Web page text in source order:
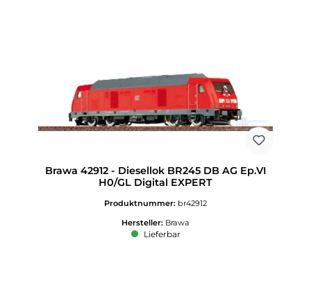
Brawa 42912 - Diesellok BR245 DB AG Ep.VI
H0/GL Digital EXPERT
Produktnummer: br42912
Hersteller: Brawa
Lieferbar